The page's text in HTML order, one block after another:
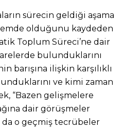
sürecin geldiği aşama
olduğunu kaydeden
Toplum Süreci’ne dair
bulunduklarını
barışına ilişkin karşılıklı
ve kimi zaman
“Bazen gelişmelere
dair görüşmeler
da o geçmiş tecrübeler